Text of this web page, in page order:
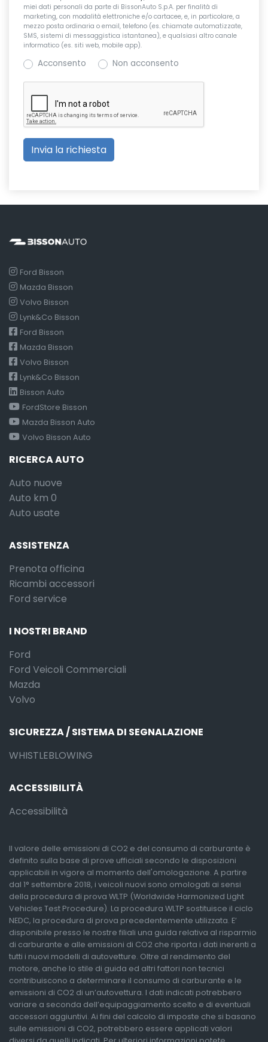
miei dati personali da parte di BissonAuto S.p.A. per finalità di
marketing, con modalità elettroniche e/o cartacee, e, in particolare, a
mezzo posta ordinaria o email, telefono (es. chiamate automatizzate,
SMS, sistemi di messaggistica istantanea), e qualsiasi altro canale
informatico (es. siti web, mobile app).
Acconsento Non acconsento
Ford Bisson
Mazda Bisson
Volvo Bisson
Lynk&Co Bisson
Ford Bisson
Mazda Bisson
Volvo Bisson
Lynk&Co Bisson
Bisson Auto
FordStore Bisson
Mazda Bisson Auto
Volvo Bisson Auto
RICERCA AUTO
Auto nuove
Auto km 0
Auto usate
ASSISTENZA
Prenota officina
Ricambi accessori
Ford service
I NOSTRI BRAND
Ford
Ford Veicoli Commerciali
Mazda
Volvo
SICUREZZA / SISTEMA DI SEGNALAZIONE
WHISTLEBLOWING
ACCESSIBILITÀ
Accessibilità
Il valore delle emissioni di CO2 e del consumo di carburante è
definito sulla base di prove ufficiali secondo le disposizioni
applicabili in vigore al momento dell'omologazione. A partire
dal 1° settembre 2018, i veicoli nuovi sono omologati ai sensi
della procedura di prova WLTP (Worldwide Harmonized Light
Vehicles Test Procedure). La procedura WLTP sostituisce il ciclo
NEDC, la procedura di prova precedentemente utilizzata. E’
disponibile presso le nostre filiali una guida relativa al risparmio
di carburante e alle emissioni di CO2 che riporta i dati inerenti a
tutti i nuovi modelli di autovetture. Oltre al rendimento del
motore, anche lo stile di guida ed altri fattori non tecnici
contribuiscono a determinare il consumo di carburante e le
emissioni di CO2 di un’autovettura. I dati indicati potrebbero
variare a seconda dell’equipaggiamento scelto e di eventuali
accessori aggiuntivi. Ai fini del calcolo di imposte che si basano
sulle emissioni di CO2, potrebbero essere applicati valori